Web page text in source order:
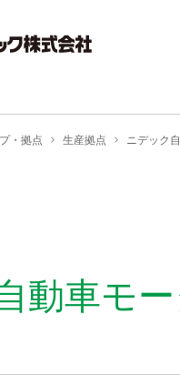
・拠点 生産拠点 ニデック
動車モ